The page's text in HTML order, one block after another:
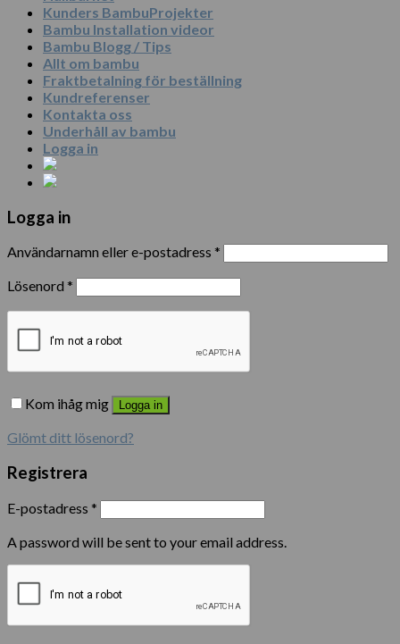
Kunders BambuProjekter
Bambu Installation videor
Bambu Blogg / Tips
Allt om bambu
Fraktbetalning för beställning
Kundreferenser
Kontakta oss
Underhåll av bambu
Logga in
Logga in
Användarnamn eller e-postadress *
Lösenord *
Kom ihåg mig Logga in
Glömt ditt lösenord?
Registrera
E-postadress *
A password will be sent to your email address.